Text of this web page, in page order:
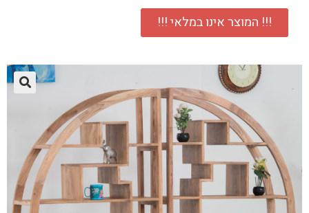
!!! המוצר אינו במלאי !!!